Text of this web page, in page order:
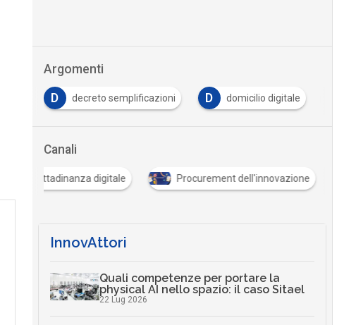
Argomenti
D decreto semplificazioni D domicilio digitale
Canali
Cittadinanza digitale Procurement dell'innovazione
InnovAttori
Quali competenze per portare la
physical AI nello spazio: il caso Sitael
22 Lug 2026